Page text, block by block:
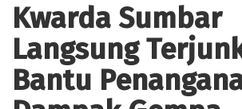
Kwarda Sumbar
Langsung
Bantu